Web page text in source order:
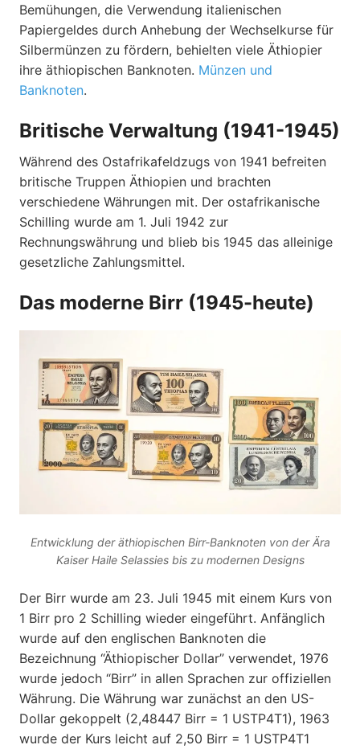
Bemühungen, die Verwendung italienischen
Papiergeldes durch Anhebung der Wechselkurse für
Silbermünzen zu fördern, behielten viele Äthiopier
ihre äthiopischen Banknoten. Münzen und
Banknoten.
Britische Verwaltung (1941-1945)
Während des Ostafrikafeldzugs von 1941 befreiten
britische Truppen Äthiopien und brachten
verschiedene Währungen mit. Der ostafrikanische
Schilling wurde am 1. Juli 1942 zur
Rechnungswährung und blieb bis 1945 das alleinige
gesetzliche Zahlungsmittel.
Das moderne Birr (1945-heute)
Entwicklung der äthiopischen Birr-Banknoten von der Ära
Kaiser Haile Selassies bis zu modernen Designs
Der Birr wurde am 23. Juli 1945 mit einem Kurs von
1 Birr pro 2 Schilling wieder eingeführt. Anfänglich
wurde auf den englischen Banknoten die
Bezeichnung “Äthiopischer Dollar” verwendet, 1976
wurde jedoch “Birr” in allen Sprachen zur offiziellen
Währung. Die Währung war zunächst an den US-
Dollar gekoppelt (2,48447 Birr = 1 USTP4T1), 1963
wurde der Kurs leicht auf 2,50 Birr = 1 USTP4T1